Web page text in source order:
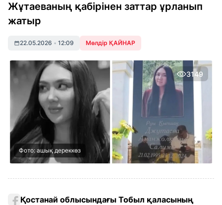
Жұтаеваның қабірінен заттар ұрланып
жатыр
22.05.2026 • 12:09 Мөлдір ҚАЙНАР
3149
Фото: ашық дереккөз
Қостанай облысындағы Тобыл қаласының